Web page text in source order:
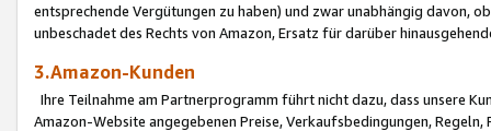
entsprechende Vergütungen zu haben) und zwar unabhängig davon,
unbeschadet des Rechts von Amazon, Ersatz für darüber
3.Amazon-Kunden
Ihre Teilnahme am Partnerprogramm führt nicht dazu, dass unsere
Amazon-Website angegebenen Preise, Verkaufsbedingungen,